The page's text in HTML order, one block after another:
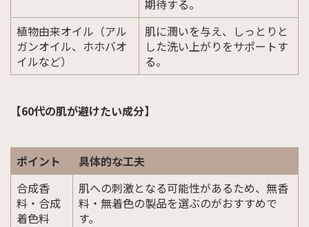
期待する。
植物由来オイル（アル
ガンオイル、ホホバオ
イルなど）
肌に潤いを与え、しっとりと
した洗い上がりをサポートす
る。
【60代の肌が避けたい成分】
ポイント
具体的な工夫
合成香
料・合成
着色料
肌への刺激となる可能性があるため、無香
料・無着色の製品を選ぶのがおすすめで
す。